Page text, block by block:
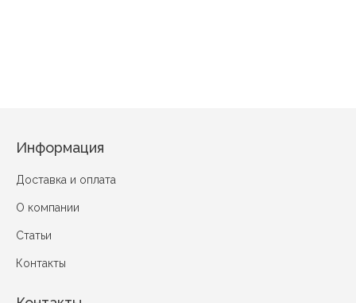
Информация
Доставка и оплата
О компании
Статьи
Контакты